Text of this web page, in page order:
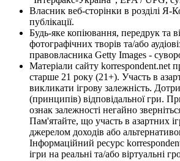
Власник веб-сторінки в розділі Я-
публікації.
Будь-яке копіювання, передрук та
фотографічних творів та/або
правовласника Getty Images -
Матеріали сайту korrespondent.net
старше 21 року (21+). Участь в
викликати ігрову залежність.
(принципів) відповідальної гри.
ознак залежності негайно
Пам'ятайте, що участь в азартних
джерелом доходів або
Інформаційний ресурс
ігри на реальні та/або віртуальні